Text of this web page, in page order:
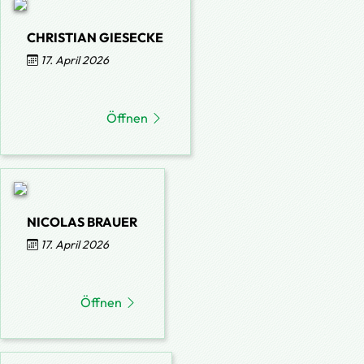
CHRISTIAN GIESECKE
17. April 2026
Öffnen
NICOLAS BRAUER
17. April 2026
Öffnen